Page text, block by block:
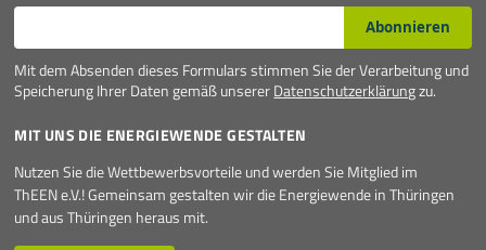
Mehr
E-Mail* Abonnieren
Mit dem Absenden dieses Formulars stimmen Sie der Verarbeitung und
Speicherung Ihrer Daten gemäß unsererDatenschutzerklärungzu.
MIT UNS DIE ENERGIEWENDE GESTALTEN
Nutzen Sie die Wettbewerbsvorteile und werden Sie Mitglied im
ThEEN e.V.! Gemeinsam gestalten wir die Energiewende in Thüringen
und aus Thüringen heraus mit.